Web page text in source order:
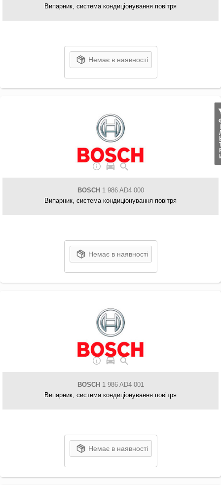
Випарник, система кондиціонування повітря
Немає в наявності
BOSCH 1 986 AD4 000
Випарник, система кондиціонування повітря
Немає в наявності
BOSCH 1 986 AD4 001
Випарник, система кондиціонування повітря
Немає в наявності